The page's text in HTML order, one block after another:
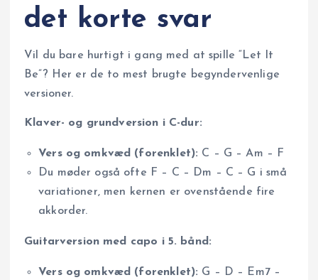
det korte svar
Vil du bare hurtigt i gang med at spille “Let It
Be”? Her er de to mest brugte begyndervenlige
versioner.
Klaver- og grundversion i C-dur:
Vers og omkvæd (forenklet): C – G – Am – F
Du møder også ofte F – C – Dm – C – G i små
variationer, men kernen er ovenstående fire
akkorder.
Guitarversion med capo i 5. bånd:
Vers og omkvæd (forenklet): G – D – Em7 –